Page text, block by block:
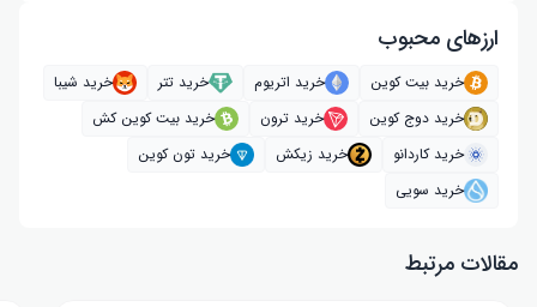
ارز‌های محبوب
خرید بیت کوین خرید اتریوم خرید تتر
خرید شیبا
خرید دوج کوین
خرید ترون
خرید بیت کوین کش
خرید کاردانو
خرید زیکش
خرید تون کوین
خرید سویی
مقالات مرتبط